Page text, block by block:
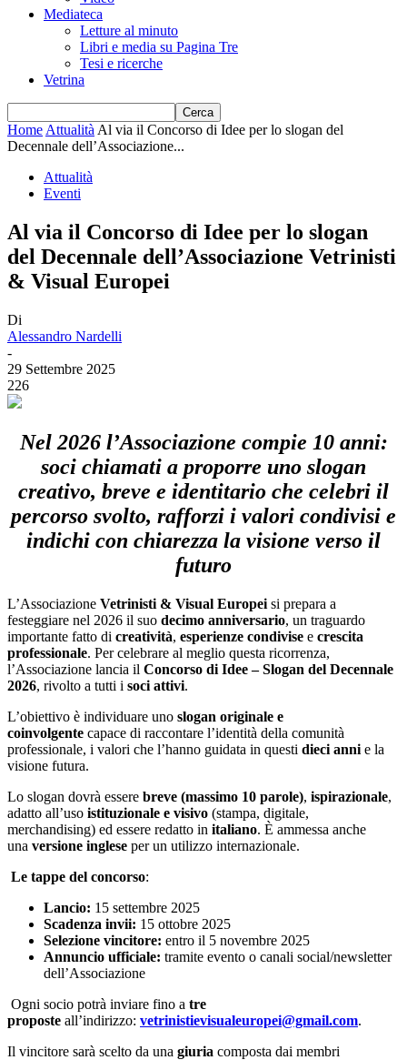
Mediateca
Letture al minuto
Libri e media su Pagina Tre
Tesi e ricerche
Vetrina
Home Attualità Al via il Concorso di Idee per lo slogan del
Decennale dell’Associazione...
Attualità
Eventi
Al via il Concorso di Idee per lo slogan
del Decennale dell’Associazione Vetrinisti
& Visual Europei
Di
Alessandro Nardelli
-
29 Settembre 2025
226
Nel 2026 l’Associazione compie 10 anni:
soci chiamati a proporre uno slogan
creativo, breve e identitario che celebri il
percorso svolto, rafforzi i valori condivisi e
indichi con chiarezza la visione verso il
futuro
L’Associazione Vetrinisti & Visual Europei si prepara a
festeggiare nel 2026 il suo decimo anniversario, un traguardo
importante fatto di creatività, esperienze condivise e crescita
professionale. Per celebrare al meglio questa ricorrenza,
l’Associazione lancia il Concorso di Idee – Slogan del Decennale
2026, rivolto a tutti i soci attivi.
L’obiettivo è individuare uno slogan originale e
coinvolgente capace di raccontare l’identità della comunità
professionale, i valori che l’hanno guidata in questi dieci anni e la
visione futura.
Lo slogan dovrà essere breve (massimo 10 parole), ispirazionale,
adatto all’uso istituzionale e visivo (stampa, digitale,
merchandising) ed essere redatto in italiano. È ammessa anche
una versione inglese per un utilizzo internazionale.
Le tappe del concorso:
Lancio: 15 settembre 2025
Scadenza invii: 15 ottobre 2025
Selezione vincitore: entro il 5 novembre 2025
Annuncio ufficiale: tramite evento o canali social/newsletter
dell’Associazione
Ogni socio potrà inviare fino a tre
proposte all’indirizzo: vetrinistievisualeuropei@gmail.com.
Il vincitore sarà scelto da una giuria composta dai membri